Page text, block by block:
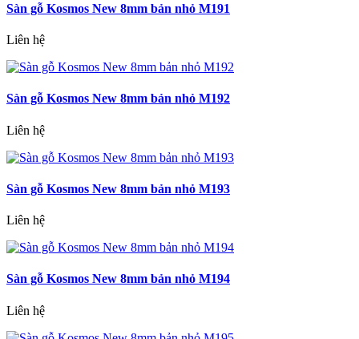
Sàn gỗ Kosmos New 8mm bản nhỏ M191
Liên hệ
Sàn gỗ Kosmos New 8mm bản nhỏ M192
Liên hệ
Sàn gỗ Kosmos New 8mm bản nhỏ M193
Liên hệ
Sàn gỗ Kosmos New 8mm bản nhỏ M194
Liên hệ